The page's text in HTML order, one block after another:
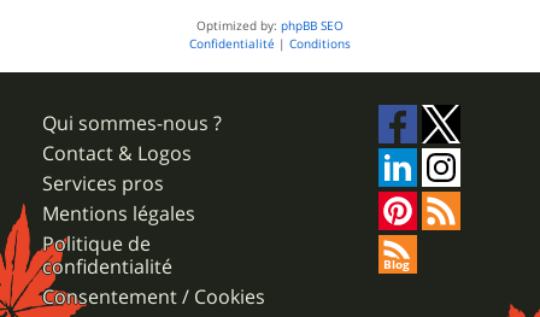
Optimized by: phpBB SEO
Confidentialité | Conditions
Qui sommes-nous ?
Contact & Logos
Services pros
Mentions légales
Politique de
confidentialité
Consentement / Cookies